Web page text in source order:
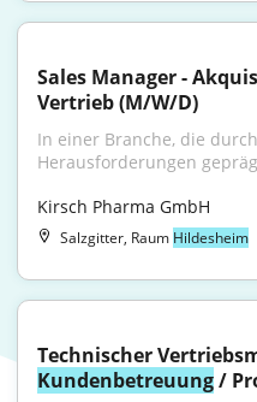
Sales Manager -
Vertrieb (M/W/D)
In einer Branche, die
Herausforderungen
Kirsch Pharma GmbH
Salzgitter, Raum Hildesheim
Kundenbetreuung /